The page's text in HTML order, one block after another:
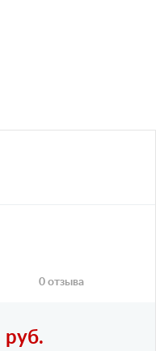
0 отзыва
руб.